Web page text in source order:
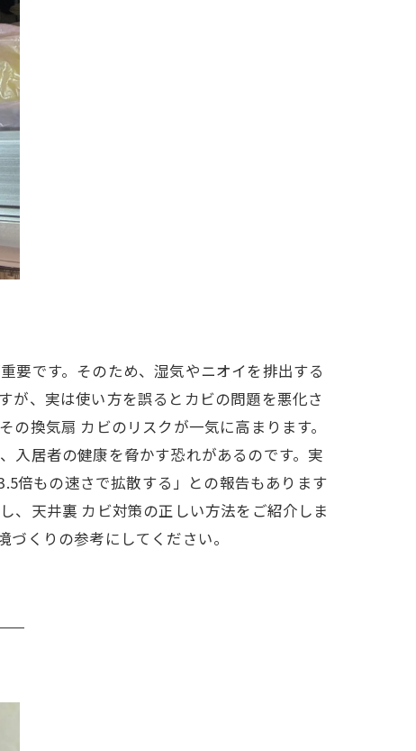
要です。そのため、湿気やニオイを排出する
が、実は使い方を誤るとカビの問題を悪化さ
換気扇 カビのリスクが一気に高まります。
入居者の健康を脅かす恐れがあるのです。実
倍もの速さで拡散する」との報告もあります​
、天井裏 カビ対策の正しい方法をご紹介しま
くりの参考にしてください。